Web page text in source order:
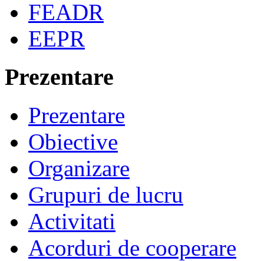
FEADR
EEPR
Prezentare
Prezentare
Obiective
Organizare
Grupuri de lucru
Activitati
Acorduri de cooperare